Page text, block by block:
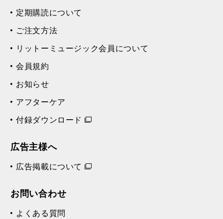
定期購読について
ご注文方法
リットーミュージック会員について
会員規約
お知らせ
アフターケア
付録ダウンロード
広告主様へ
広告掲載について
お問い合わせ
よくある質問